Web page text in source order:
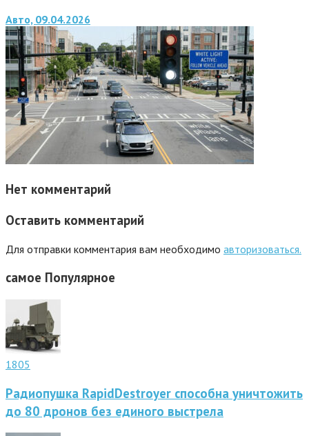
Авто, 09.04.2026
Нет комментарий
Оставить комментарий
Для отправки комментария вам необходимо авторизоваться.
самое Популярное
1805
Радиопушка RapidDestroyer способна уничтожить
до 80 дронов без единого выстрела